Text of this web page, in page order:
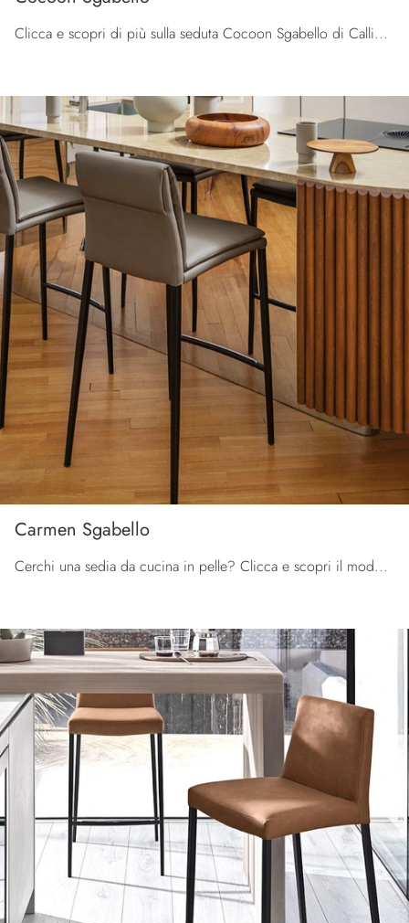
Clicca e scopri di più sulla seduta Cocoon Sgabello di Calligaris in pelle: le più originali Sedie sgabelli design ti attendono.
Carmen Sgabello
Cerchi una sedia da cucina in pelle? Clicca e scopri il modello Carmen Sgabello di Calligaris per ultimare i tuoi spazi al meglio.